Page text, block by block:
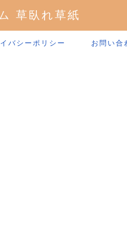
草臥れ草紙
バシーポリシー お問い合